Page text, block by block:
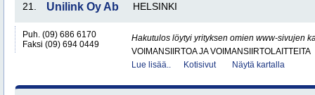
21. Unilink Oy Ab HELSINKI
Puh. (09) 686 6170
Faksi (09) 694 0449
Hakutulos löytyi yrityksen omien www-sivujen
VOIMANSIIRTOA JA VOIMANSIIRTOLAITTEITA
Lue lisää..
Kotisivut Näytä kartalla